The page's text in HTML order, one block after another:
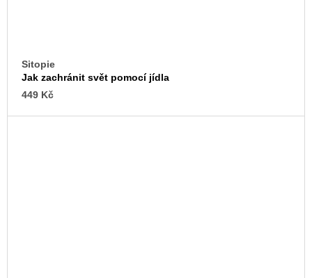
Sitopie
Jak zachránit svět pomocí jídla
449 Kč